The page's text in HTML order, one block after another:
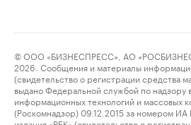
© ООО «БИЗНЕСПРЕСС», АО
2026. Сообщения и материалы
(свидетельство о регистрации средства
выдано Федеральной службой по надзору
информационных технологий и массовых
(Роскомнадзор) 09.12.2015 за номером